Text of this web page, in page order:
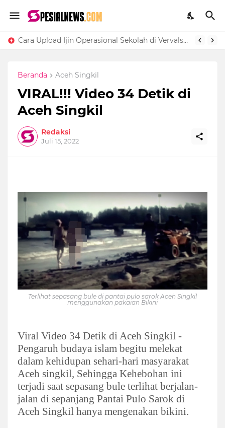
Cara Upload Ijin Operasional Sekolah di Vervalsp Secara Online
Beranda Aceh Singkil
VIRAL!!! Video 34 Detik di
Aceh Singkil
Redaksi
Juli 15, 2022
Terlihat sepasang bule di pantai pulo sarok Aceh Singkil
menggunakan pakaian Bikini
Viral Video 34 Detik di Aceh Singkil -
Pengaruh budaya islam begitu melekat
dalam kehidupan sehari-hari masyarakat
Aceh singkil, Sehingga Kehebohan ini
terjadi saat sepasang bule terlihat berjalan-
jalan di sepanjang Pantai Pulo Sarok di
Aceh Singkil hanya mengenakan bikini.